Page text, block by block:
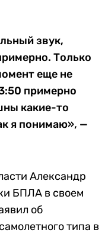
звук,
Только
еще не
примерно
какие-то
я понимаю», —
Александр
БПЛА в своем
об
типа в